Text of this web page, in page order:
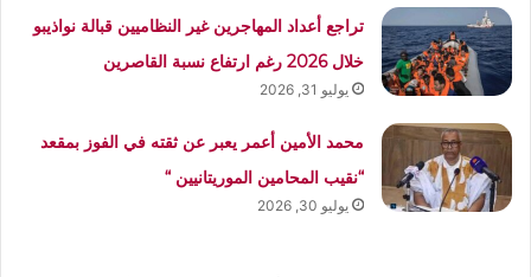
تراجع أعداد المهاجرين غير النظاميين قبالة نواذيبو
خلال 2026 رغم ارتفاع نسبة القاصرين
يوليو 31, 2026
محمد الأمين أعمر يعبر عن ثقته في الفوز بمقعد
“نقيب المحامين الموريتانيين “
يوليو 30, 2026